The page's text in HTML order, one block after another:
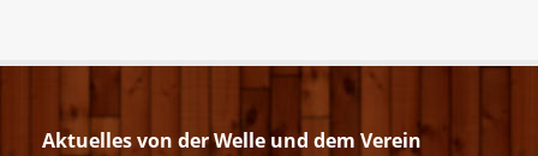
Aktuelles von der Welle und dem Verein